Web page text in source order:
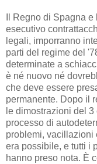
Il Regno di Spagna
esecutivo
legali, imporranno
parti del regime del
determinate a
è né nuovo né
che deve essere
permanente. Dopo il
le dimostrazioni del
processo di
problemi, vacillazioni
era possibile, e tutti i
hanno preso nota. È